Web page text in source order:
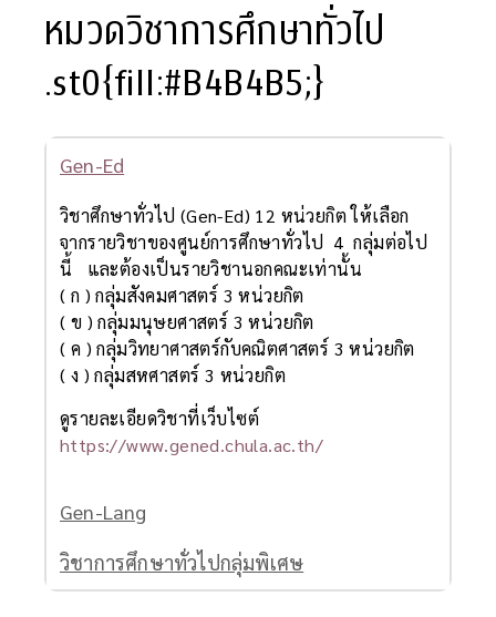
หมวดวิชาการศึกษาทั่วไป
.st0{fill:#B4B4B5;}
Gen-Ed
วิชาศึกษาทั่วไป (Gen-Ed) 12 หน่วยกิต ให้เลือก
จากรายวิชาของศูนย์การศึกษาทั่วไป 4 กลุ่มต่อไป
นี้ และต้องเป็นรายวิชานอกคณะเท่านั้น
( ก ) กลุ่มสังคมศาสตร์ 3 หน่วยกิต
( ข ) กลุ่มมนุษยศาสตร์ 3 หน่วยกิต
( ค ) กลุ่มวิทยาศาสตร์กับคณิตศาสตร์ 3 หน่วยกิต
( ง ) กลุ่มสหศาสตร์ 3 หน่วยกิต
ดูรายละเอียดวิชาที่เว็บไซต์
https://www.gened.chula.ac.th/
Gen-Lang
วิชาการศึกษาทั่วไปกลุ่มพิเศษ